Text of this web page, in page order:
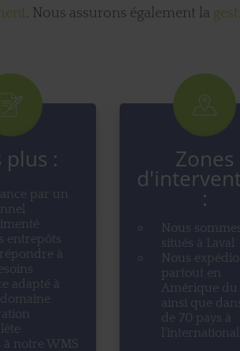
. Nous assurons également la
plus :
par un
entrepôts
à
adapté à
à notre WMS
Zones
:
Nous
situés à Laval
Nous
partout en
Amérique du
ainsi que
de 70 pays à
l’international